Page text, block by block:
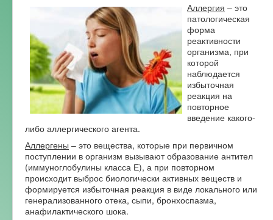
Заболевания
Диагностика
Лечение
Советы врача
Альтернативная медицина
Форум
Аллергия – это
патологическая
форма
реактивности
организма, при
которой
наблюдается
избыточная
реакция на
повторное
введение какого-
либо аллергического агента.
Аллергены – это вещества, которые при первичном
поступлении в организм вызывают образование антител
(иммуноглобулины класса Е), а при повторном
происходит выброс биологически активных веществ и
формируется избыточная реакция в виде локального или
генерализованного отека, сыпи, бронхоспазма,
анафилактического шока.